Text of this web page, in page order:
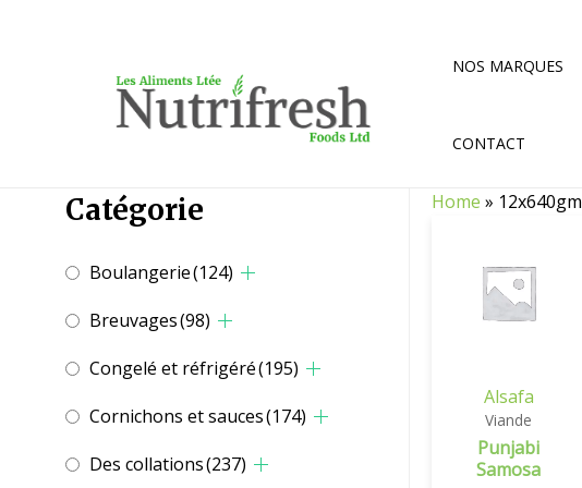
NOS MARQUES
CONTACT
Catégorie
Boulangerie(124)
Breuvages(98)
Congelé et réfrigéré(195)
Cornichons et sauces(174)
Des collations(237)
Home » 12x640gm
Alsafa
Viande
Punjabi
Samosa